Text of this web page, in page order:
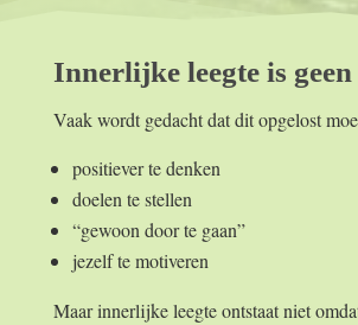
Innerlijke leegte is
Vaak wordt gedacht dat dit opgelost
positiever te denken
doelen te stellen
“gewoon door te gaan”
jezelf te motiveren
Maar innerlijke leegte ontstaat niet